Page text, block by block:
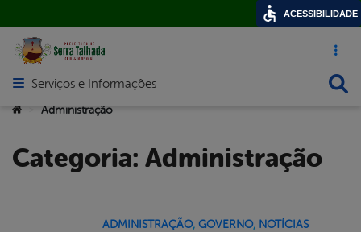
Acesso
Abrir menu principal de navegação
Serviços e Informações
Você está aqui:
Administração
Categoria: Administração
ADMINISTRAÇÃO, GOVERNO, NOTÍCIAS
ACESSIBILIDADE